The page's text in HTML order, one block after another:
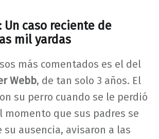
Un caso reciente de
mil yardas
más comentados es el del
Webb, de tan solo 3 años. El
su perro cuando se le perdió
momento que sus padres se
su ausencia, avisaron a las